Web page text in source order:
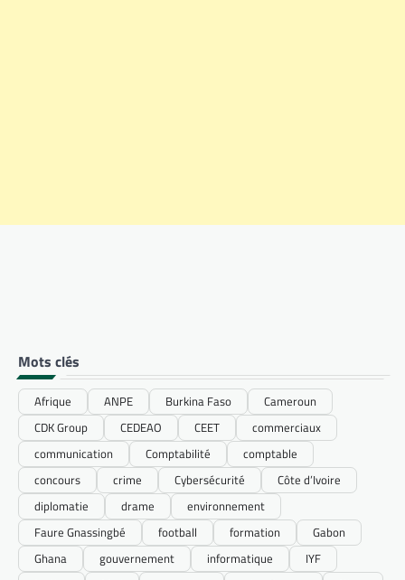
Mots clés
Afrique ANPE Burkina Faso
Cameroun
CDK Group
CEDEAO CEET
commerciaux
communication
Comptabilité
comptable
concours
crime Cybersécurité
Côte d’Ivoire
diplomatie
drame
environnement
Faure Gnassingbé
football formation
Gabon
Ghana
gouvernement informatique
IYF